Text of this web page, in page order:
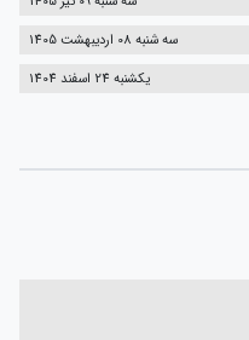
سه شنبه 08 اردیبهشت 1405
یکشنبه 24 اسفند 1404